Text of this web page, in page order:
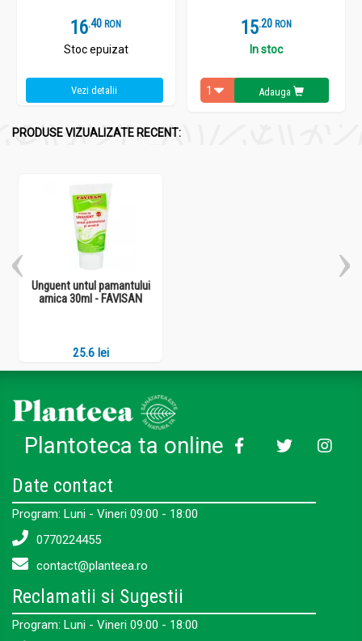
16.4 RON
Stoc epuizat
Vezi detalii
15.2 RON
In stoc
Adauga
PRODUSE VIZUALIZATE RECENT:
Unguent untul pamantului
arnica 30ml - FAVISAN
25.6 lei
Plantoteca ta online
Date contact
Program: Luni - Vineri 09:00 - 18:00
0770224455
contact@planteea.ro
Reclamatii si Sugestii
Program: Luni - Vineri 09:00 - 18:00